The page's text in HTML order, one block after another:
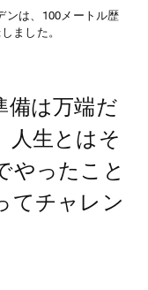
ンは、100メートル歴
ました。
備は万端だ
人生とはそ
やったこと
てチャレン